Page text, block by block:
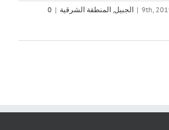
| الجبيل المنطقة الشرقية |
0